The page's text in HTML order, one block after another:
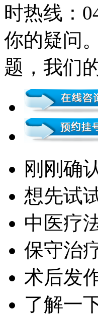
时热线：
你的疑问
题，我们
刚刚确
想先试
中医疗
保守治
术后发
了解一